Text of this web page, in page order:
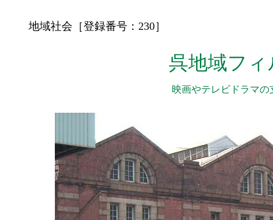
地域社会［登録番号：230］
呉地域フ
映画やテレビドラマ